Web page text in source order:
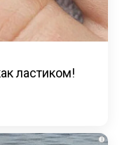
ластиком!
i